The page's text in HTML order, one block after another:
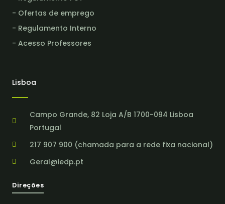
- Ofertas de emprego
- Regulamento Interno
- Acesso Professores
Lisboa
Campo Grande, 82 Loja A/B 1700-094 Lisboa
Portugal
217 907 900 (chamada para a rede fixa nacional)
Geral@iedp.pt
Direções